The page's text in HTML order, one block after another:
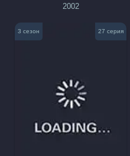
2002
3 сезон 27 серия